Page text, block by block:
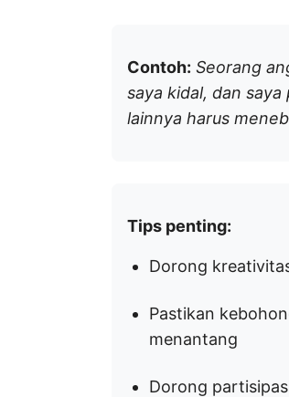
Contoh: Seorang
saya kidal, dan
lainnya harus
Tips penting:
Dorong
Pastikan
menantang
Dorong